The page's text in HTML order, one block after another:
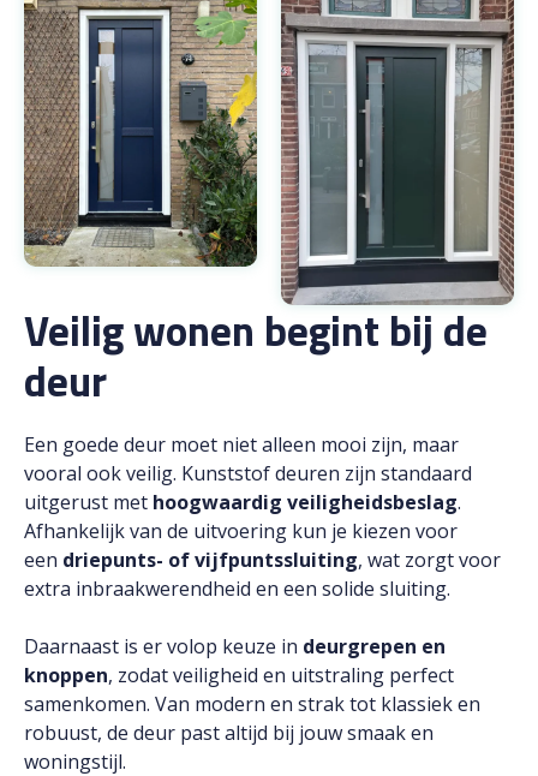
Veilig wonen begint bij de
deur
Een goede deur moet niet alleen mooi zijn, maar
vooral ook veilig. Kunststof deuren zijn standaard
uitgerust met hoogwaardig veiligheidsbeslag.
Afhankelijk van de uitvoering kun je kiezen voor
een driepunts- of vijfpuntssluiting, wat zorgt voor
extra inbraakwerendheid en een solide sluiting.
Daarnaast is er volop keuze in deurgrepen en
knoppen, zodat veiligheid en uitstraling perfect
samenkomen. Van modern en strak tot klassiek en
robuust, de deur past altijd bij jouw smaak en
woningstijl.